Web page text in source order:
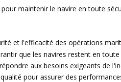
maintenir le navire en toute
et l'efficacité des opérations
que les navires restent en
aux besoins exigeants de
pour assurer des